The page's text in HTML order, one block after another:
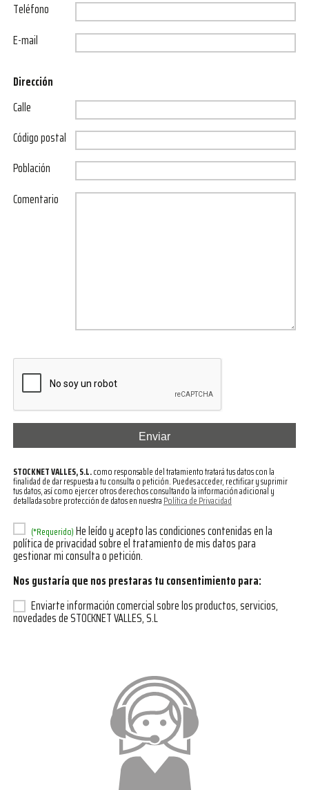
Teléfono
E-mail
Dirección
Calle
Código postal
Población
Comentario
STOCKNET VALLES, S.L.como responsable del tratamiento tratará tus datos con la
finalidad de dar respuesta a tu consulta o petición. Puedes acceder, rectificar y suprimir
tus datos, así como ejercer otros derechos consultando la información adicional y
detallada sobre protección de datos en nuestraPolítica de Privacidad
(*Requerido)He leído y acepto las condiciones contenidas en la
política de privacidad sobre el tratamiento de mis datos para
gestionar mi consulta o petición.
Nos gustaría que nos prestaras tu consentimiento para:
Enviarte información comercial sobre los productos, servicios,
novedades de STOCKNET VALLES, S.L